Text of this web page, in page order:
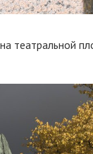
театральной